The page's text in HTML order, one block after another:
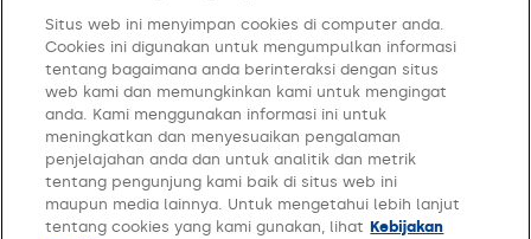
Hardware
Harga
FAQ
Situs web ini menyimpan cookies di computer anda.
Cookies ini digunakan untuk mengumpulkan informasi
tentang bagaimana anda berinteraksi dengan situs
web kami dan memungkinkan kami untuk mengingat
anda. Kami menggunakan informasi ini untuk
meningkatkan dan menyesuaikan pengalaman
penjelajahan anda dan untuk analitik dan metrik
tentang pengunjung kami baik di situs web ini
maupun media lainnya. Untuk mengetahui lebih lanjut
tentang cookies yang kami gunakan, lihat Kebijakan